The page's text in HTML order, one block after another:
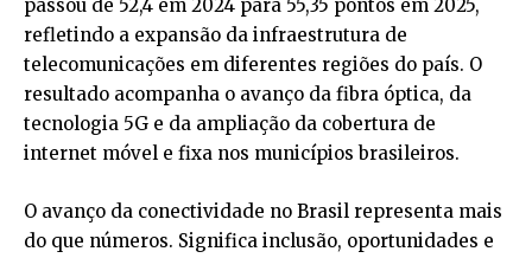
passou de 52,4 em 2024 para 55,35 pontos em 2025,
refletindo a expansão da infraestrutura de
telecomunicações em diferentes regiões do país. O
resultado acompanha o avanço da fibra óptica, da
tecnologia 5G e da ampliação da cobertura de
internet móvel e fixa nos municípios brasileiros.
O avanço da conectividade no Brasil representa mais
do que números. Significa inclusão, oportunidades e